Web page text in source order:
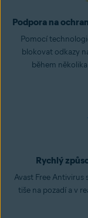
Podpora na
Pomocí
blokovat odkazy
během
Rychlý
Avast Free Antivirus
tiše na pozadí a v